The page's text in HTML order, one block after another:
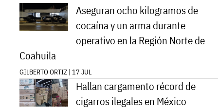
Aseguran ocho kilogramos de
cocaína y un arma durante
operativo en la Región Norte de
Coahuila
GILBERTO ORTIZ | 17 JUL
Hallan cargamento récord de
cigarros ilegales en México